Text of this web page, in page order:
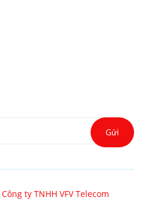
Gửi
Công ty TNHH VFV Telecom